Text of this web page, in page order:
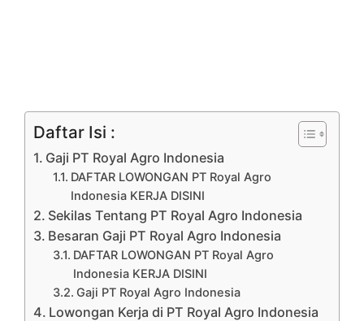
Daftar Isi :
Gaji PT Royal Agro Indonesia
DAFTAR LOWONGAN PT Royal Agro
Indonesia KERJA DISINI
Sekilas Tentang PT Royal Agro Indonesia
Besaran Gaji PT Royal Agro Indonesia
DAFTAR LOWONGAN PT Royal Agro
Indonesia KERJA DISINI
Gaji PT Royal Agro Indonesia
Lowongan Kerja di PT Royal Agro Indonesia